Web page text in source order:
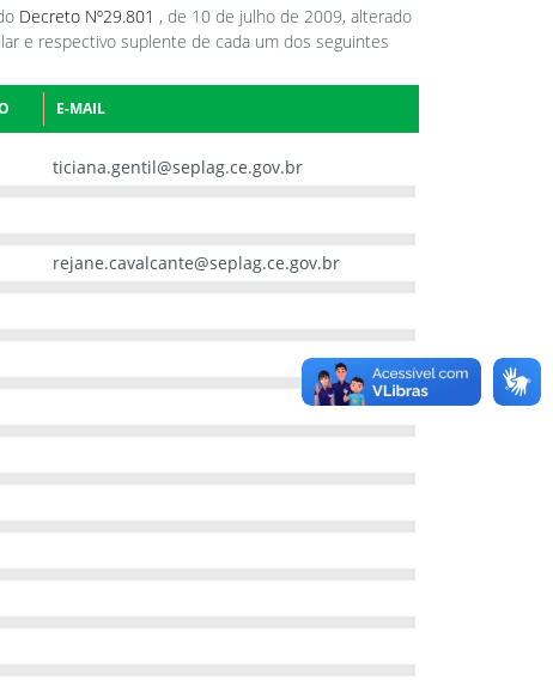
Decreto Nº29.801 , de 10 de julho de 2009, alterado
e respectivo suplente de cada um dos seguintes
E-MAIL
ticiana.gentil@seplag.ce.gov.br
rejane.cavalcante@seplag.ce.gov.br